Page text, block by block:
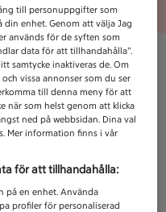
till personuppgifter som
din enhet. Genom att välja Jag
används för de syften som
data för att tillhandahålla”.
samtycke inaktiveras de. Om
vissa annonser som du ser
till denna meny för att
när som helst genom att klicka
ned på webbsidan. Dina val
Mer information finns i vår
för att tillhandahålla:
på en enhet. Använda
profiler för personaliserad